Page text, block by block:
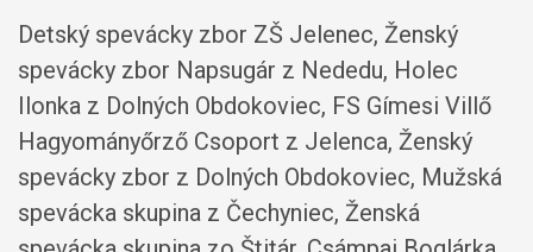
Detský spevácky zbor ZŠ Jelenec, Ženský
spevácky zbor Napsugár z Nededu, Holec
Ilonka z Dolných Obdokoviec, FS Gímesi Villő
Hagyományőrző Csoport z Jelenca, Ženský
spevácky zbor z Dolných Obdokoviec, Mužská
spevácka skupina z Čechyniec, Ženská